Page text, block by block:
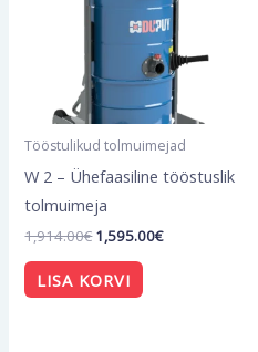
Tööstulikud tolmuimejad
W 2 – Ühefaasiline tööstuslik
tolmuimeja
1,914.00€1,595.00€
LISA KORVI